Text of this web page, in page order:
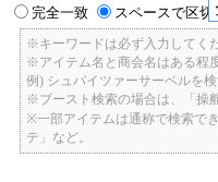
完全一致
スペースで区切
※キーワードは必ず入力してく
※アイテム名と商会名はある程
例) シュバイツァーサーベルを
※ブースト検索の場合は、「操
※一部アイテムは通称で検索で
テ」など。